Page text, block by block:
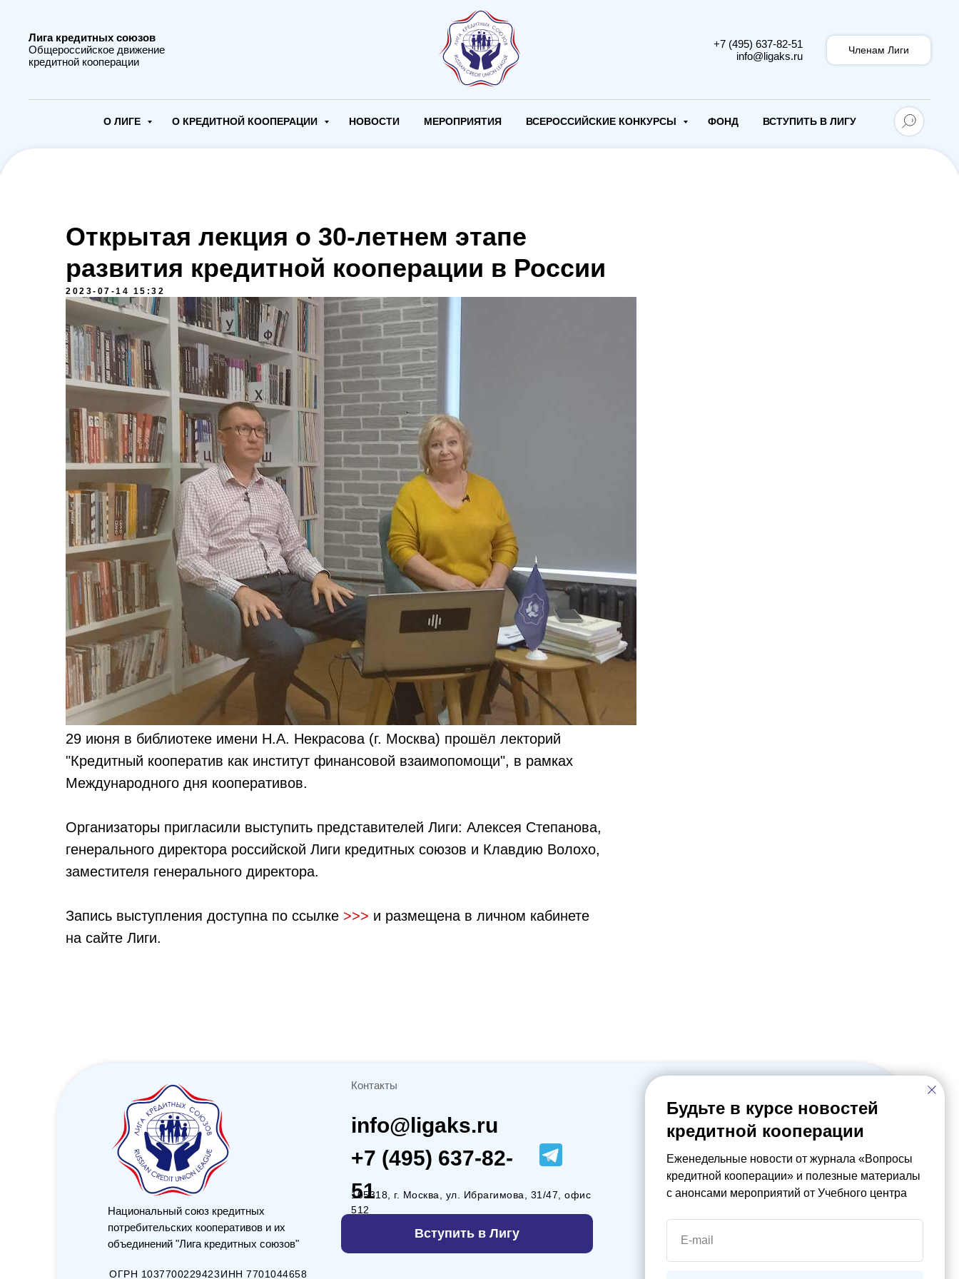
Лига кредитных союзов
Общероссийское движение
кредитной кооперации
+7 (495) 637-82-51
info@ligaks.ru
Членам Лиги
О ЛИГЕ О КРЕДИТНОЙ КООПЕРАЦИИ НОВОСТИ МЕРОПРИЯТИЯ ВСЕРОССИЙСКИЕ КОНКУРСЫ ФОНД ВСТУПИТЬ В ЛИГУ
Открытая лекция о 30-летнем этапе
развития кредитной кооперации в России
2023-07-14 15:32
29 июня в библиотеке имени Н.А. Некрасова (г. Москва) прошёл лекторий
"Кредитный кооператив как институт финансовой взаимопомощи", в рамках
Международного дня кооперативов.
Организаторы пригласили выступить представителей Лиги: Алексея Степанова,
генерального директора российской Лиги кредитных союзов и Клавдию Волохо,
заместителя генерального директора.
Запись выступления доступна по ссылке >>> и размещена в личном кабинете
на сайте Лиги.
Национальный союз кредитных
потребительских кооперативов и их
объединений "Лига кредитных союзов"
ИНН 7701044658
ОГРН 1037700229423
Контакты
info@ligaks.ru
+7 (495) 637-82-
51
105318, г. Москва, ул. Ибрагимова, 31/47, офис
512
Движение кредитной кооперации
Новости
Мероприятия
Всероссийские конкурсы
Фонд развития кредитной кооперации
Финансовая грамотность
Вступить в Лигу
Будьте в курсе новостей
кредитной кооперации
Еженедельные новости от журнала «Вопросы
кредитной кооперации» и полезные материалы
с анонсами мероприятий от Учебного центра
E-mail